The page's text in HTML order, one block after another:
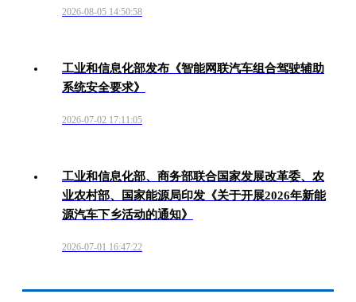
2026-08-05 14:50:58
工业和信息化部发布《智能网联汽车组合驾驶辅助
系统安全要求》
2026-07-02 17:11:05
工业和信息化部、商务部联合国家发展改革委、农
业农村部、国家能源局印发《关于开展2026年新能
源汽车下乡活动的通知》
2026-07-01 16:47:22